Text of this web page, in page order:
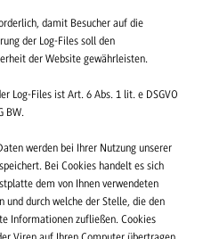
damit Besucher auf die
der Log-Files soll den
der Website gewährleisten.
Log-Files ist Art. 6 Abs. 1 lit. e DSGVO
BW.
werden bei Ihrer Nutzung unserer
Bei Cookies handelt es sich
dem von Ihnen verwendeten
und durch welche der Stelle, die den
Informationen zufließen. Cookies